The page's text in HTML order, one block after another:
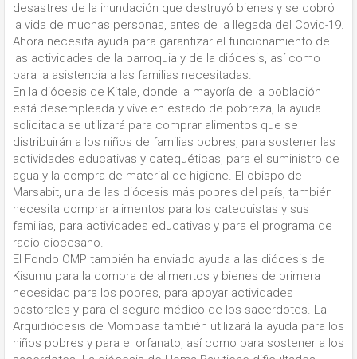
desastres de la inundación que destruyó bienes y se cobró
la vida de muchas personas, antes de la llegada del Covid-19.
Ahora necesita ayuda para garantizar el funcionamiento de
las actividades de la parroquia y de la diócesis, así como
para la asistencia a las familias necesitadas.
En la diócesis de Kitale, donde la mayoría de la población
está desempleada y vive en estado de pobreza, la ayuda
solicitada se utilizará para comprar alimentos que se
distribuirán a los niños de familias pobres, para sostener las
actividades educativas y catequéticas, para el suministro de
agua y la compra de material de higiene. El obispo de
Marsabit, una de las diócesis más pobres del país, también
necesita comprar alimentos para los catequistas y sus
familias, para actividades educativas y para el programa de
radio diocesano.
El Fondo OMP también ha enviado ayuda a las diócesis de
Kisumu para la compra de alimentos y bienes de primera
necesidad para los pobres, para apoyar actividades
pastorales y para el seguro médico de los sacerdotes. La
Arquidiócesis de Mombasa también utilizará la ayuda para los
niños pobres y para el orfanato, así como para sostener a los